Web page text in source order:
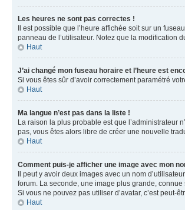
Les heures ne sont pas correctes !
Il est possible que l’heure affichée soit sur un
panneau de l’utilisateur. Notez que la modification
Haut
J’ai changé mon fuseau horaire et l’heure est
Si vous êtes sûr d’avoir correctement paramétré
Haut
Ma langue n’est pas dans la liste !
La raison la plus probable est que l’administrateur
pas, vous êtes alors libre de créer une nouvelle
Haut
Comment puis-je afficher une image avec mon
Il peut y avoir deux images avec un nom
forum. La seconde, une image plus grande, connue
Si vous ne pouvez pas utiliser d’avatar, c’est peut-
Haut